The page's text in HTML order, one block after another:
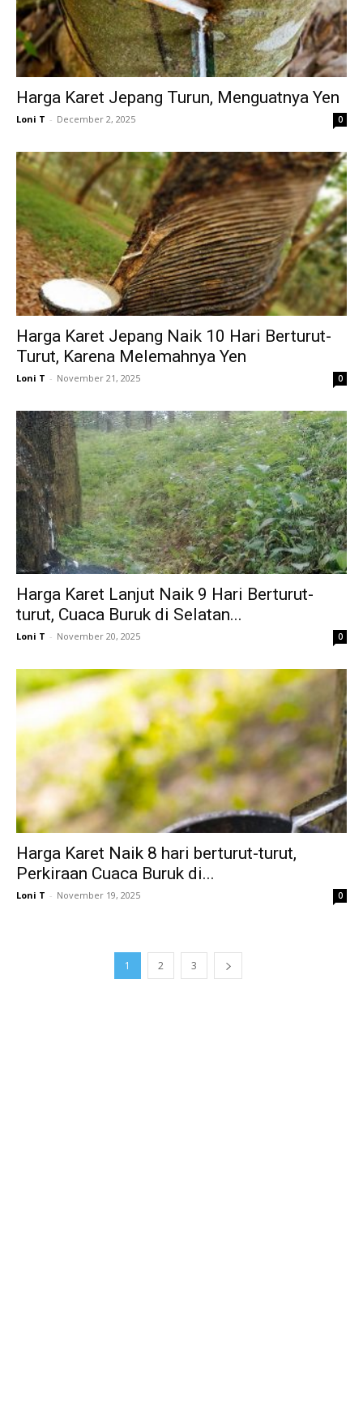
Harga Karet Jepang Turun, Menguatnya Yen
Loni T - December 2, 2025 0
Harga Karet Jepang Naik 10 Hari Berturut-
Turut, Karena Melemahnya Yen
Loni T - November 21, 2025 0
Harga Karet Lanjut Naik 9 Hari Berturut-
turut, Cuaca Buruk di Selatan...
Loni T - November 20, 2025 0
Harga Karet Naik 8 hari berturut-turut,
Perkiraan Cuaca Buruk di...
Loni T - November 19, 2025 0
1 2 3